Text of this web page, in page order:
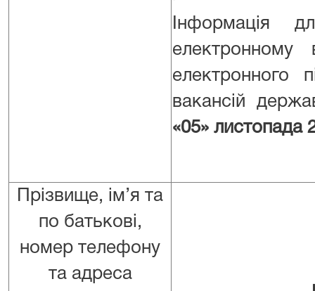
Інформація
електронному
електронного
вакансій
«05» листопада
Прізвище, ім’я та
по батькові,
номер телефону
та адреса